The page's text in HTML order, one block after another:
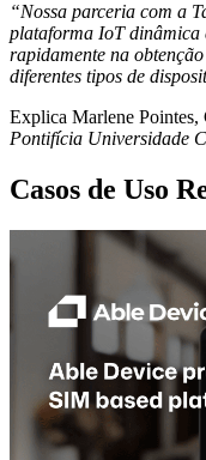
“Nossa parceria com a
plataforma IoT dinâmica
rapidamente na
diferentes tipos de
Explica Marlene Pointes,
Pontifícia Universidade
Casos de Uso